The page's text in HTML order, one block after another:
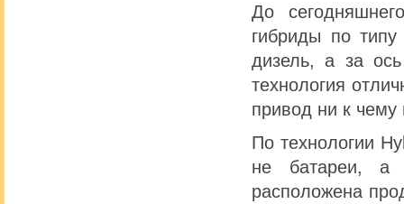
До
гибриды по
дизель, а за
технология
привод ни к чему
По технологии
не батареи, а
расположена